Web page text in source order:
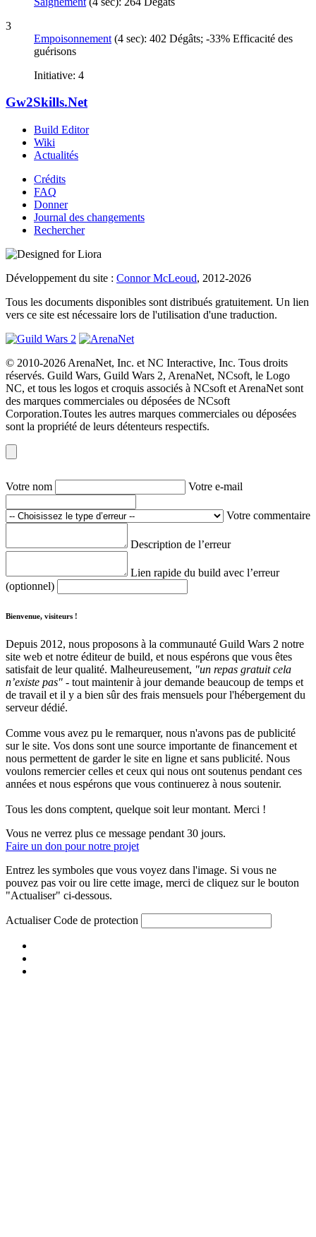
3
Empoisonnement (4 sec): 402 Dégâts; -33% Efficacité des
guérisons
Initiative: 4
Gw2Skills.Net
Build Editor
Wiki
Actualités
Crédits
FAQ
Donner
Journal des changements
Rechercher
Développement du site : Connor McLeoud, 2012-2026
Tous les documents disponibles sont distribués gratuitement. Un lien
vers ce site est nécessaire lors de l'utilisation d'une traduction.
© 2010-2026 ArenaNet, Inc. et NC Interactive, Inc. Tous droits
réservés. Guild Wars, Guild Wars 2, ArenaNet, NCsoft, le Logo
NC, et tous les logos et croquis associés à NCsoft et ArenaNet sont
des marques commerciales ou déposées de NCsoft
Corporation.Toutes les autres marques commerciales ou déposées
sont la propriété de leurs détenteurs respectifs.
Votre nom Votre e-mail
Votre commentaire
Description de l’erreur
Lien rapide du build avec l’erreur
(optionnel)
Bienvenue, visiteurs !
Depuis 2012, nous proposons à la communauté Guild Wars 2 notre
site web et notre éditeur de build, et nous espérons que vous êtes
satisfait de leur qualité. Malheureusement, "un repas gratuit cela
n’existe pas" - tout maintenir à jour demande beaucoup de temps et
de travail et il y a bien sûr des frais mensuels pour l'hébergement du
serveur dédié.
Comme vous avez pu le remarquer, nous n'avons pas de publicité
sur le site. Vos dons sont une source importante de financement et
nous permettent de garder le site en ligne et sans publicité. Nous
voulons remercier celles et ceux qui nous ont soutenus pendant ces
années et nous espérons que vous continuerez à nous soutenir.
Tous les dons comptent, quelque soit leur montant. Merci !
Vous ne verrez plus ce message pendant 30 jours.
Faire un don pour notre projet
Entrez les symboles que vous voyez dans l'image. Si vous ne
pouvez pas voir ou lire cette image, merci de cliquez sur le bouton
"Actualiser" ci-dessous.
Actualiser Code de protection